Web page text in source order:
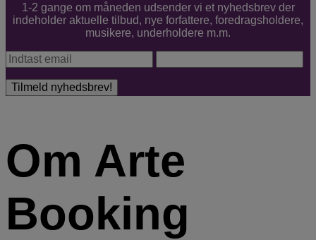
1-2 gange om måneden udsender vi et nyhedsbrev der
indeholder aktuelle tilbud, nye forfattere, foredragsholdere,
musikere, underholdere m.m.
Om Arte
Booking